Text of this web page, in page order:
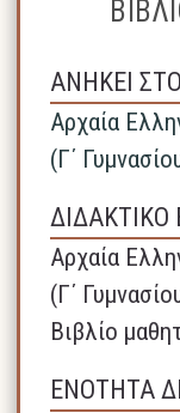
ΑΝΗΚΕΙ
Αρχαία
(Γ΄
ΔΙΔΑΚΤΙΚΟ
Αρχαία
(Γ΄
Βιβλίο
ΕΝΟΤΗΤΑ